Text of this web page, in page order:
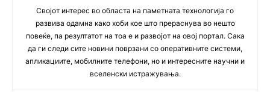
Својот интерес во областа на паметната технологија го
развива одамна како хоби кое што прераснува во нешто
повеќе, па резултатот на тоа е и развојот на овој портал. Сака
да ги следи сите новини поврзани со оперативните системи,
апликациите, мобилните телефони, но и интересните научни и
вселенски истражувања.